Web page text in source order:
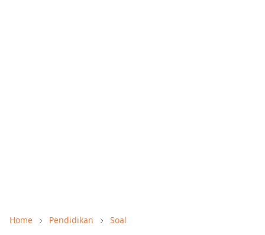
Home Pendidikan Soal